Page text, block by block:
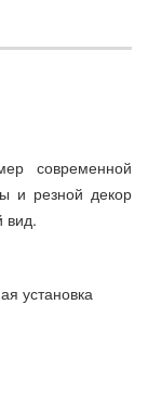
современной
и резной декор
вид.
установка